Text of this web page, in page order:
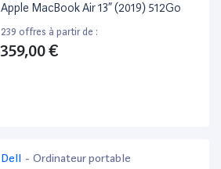
Apple MacBook Air 13” (2019) 512Go
239 offres à partir de :
359,00 €
Dell - Ordinateur portable